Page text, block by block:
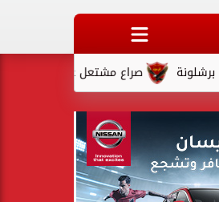
صراع مشتعل على المقعد الأخير في